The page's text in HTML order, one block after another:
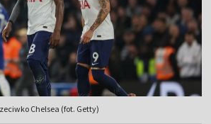
Chelsea (fot. Getty)